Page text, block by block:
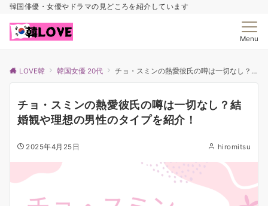
韓国俳優・女優やドラマの見どころを紹介しています
Menu
LOVE韓 韓国女優 20代 チョ・スミンの熱愛彼氏の噂は一切なし？結婚観や理想の男性のタイプを紹介！
チョ・スミンの熱愛彼氏の噂は一切なし？結
婚観や理想の男性のタイプを紹介！
2025年4月25日 hiromitsu